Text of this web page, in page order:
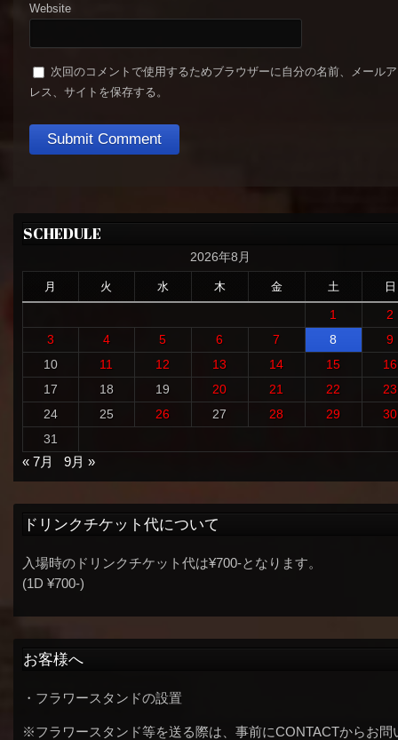
Website
次回のコメントで使用するためブラウザーに自分の名前、メール
レス、サイトを保存する。
SCHEDULE
2026年8月
月 火 水 木 金 土 日
1
2
3
4 5 6 7 8
9
10
11 12 13 14 15
16
17
18 19 20 21 22
23
24
25 26 27 28 29
30
31
« 7月
9月 »
ドリンクチケット代について
入場時のドリンクチケット代は¥700-となります。
(1D ¥700-)
お客様へ
・フラワースタンドの設置
※フラワースタンド等を送る際は、事前にCONTACTからお問